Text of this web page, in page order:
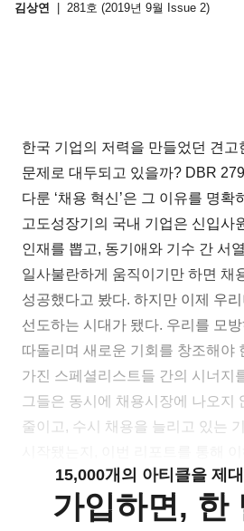
김상연 281호 (2019년 9월 Issue 2)
한국 기업의 저력을 만들었던 견고
문제로 대두되고 있을까? DBR
다룬 ‘채용 혁신’은 그 이유를 명확
고도성장기의 국내 기업은 신입사
인재를 뽑고, 동기애와 기수 간 서
일사불란하게 움직이기만 하면 채
성공했다고 봤다. 하지만 이제 우
선도하는 시대가 됐다. 우리를 모
따돌리며 새로운 기회를 창조해야
가진 스페셜리스트들 간의 시너지
그들은 동시에 채용시장에 나오지
줄이고, 수시 채용을 늘리고 있는
15,000개의 아티클을 제
가입하면, 한